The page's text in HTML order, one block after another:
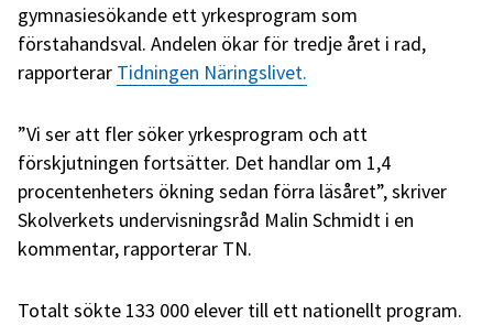
gymnasiesökande ett yrkesprogram som
förstahandsval. Andelen ökar för tredje året i rad,
rapporterar Tidningen Näringslivet.
”Vi ser att fler söker yrkesprogram och att
förskjutningen fortsätter. Det handlar om 1,4
procentenheters ökning sedan förra läsåret”, skriver
Skolverkets undervisningsråd Malin Schmidt i en
kommentar, rapporterar TN.
Totalt sökte 133 000 elever till ett nationellt program.